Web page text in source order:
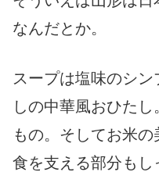
なんだとか。
スープは塩味のシ
しの中華風おひた
もの。そしてお米
食を支える部分もし